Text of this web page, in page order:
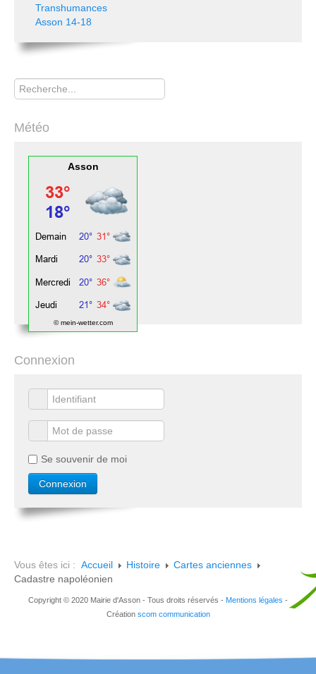
Transhumances
Asson 14-18
Rechercher
Météo
Asson
© mein-wetter.com
Connexion
Se souvenir de moi
Vous êtes ici : Accueil Histoire
Cartes anciennes
Cadastre napoléonien
Copyright © 2020 Mairie d'Asson - Tous droits réservés - Mentions légales -
Création scom communication